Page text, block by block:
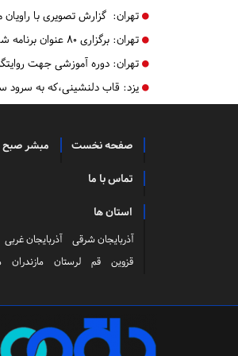
تهران: گزارش تصویری با
تهران: برگزاری ۸۰ عنوان برنامه شاخص فرهنگی برای شهید نصرالله در شهرستان های استان تهران
تهران: دوره آموزشی جهت
یزد: ​​​​​​​قاب دلنشینی،که به سرود
صفحه نخست مبشر صبح
تماس با ما
استان ها
آذربایجان شرقی آذربایجان غربی
قزوین
قم لرستان مازندران